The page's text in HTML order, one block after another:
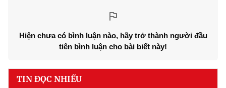
Hiện chưa có bình luận nào, hãy trở thành người đầu
tiên bình luận cho bài biết này!
TIN ĐỌC NHIỀU